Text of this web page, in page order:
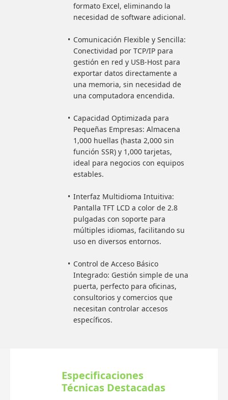
formato Excel, eliminando la
necesidad de software adicional.
Comunicación Flexible y Sencilla:
Conectividad por TCP/IP para
gestión en red y USB-Host para
exportar datos directamente a
una memoria, sin necesidad de
una computadora encendida.
Capacidad Optimizada para
Pequeñas Empresas: Almacena
1,000 huellas (hasta 2,000 sin
función SSR) y 1,000 tarjetas,
ideal para negocios con equipos
estables.
Interfaz Multidioma Intuitiva:
Pantalla TFT LCD a color de 2.8
pulgadas con soporte para
múltiples idiomas, facilitando su
uso en diversos entornos.
Control de Acceso Básico
Integrado: Gestión simple de una
puerta, perfecto para oficinas,
consultorios y comercios que
necesitan controlar accesos
específicos.
Especificaciones
Técnicas Destacadas